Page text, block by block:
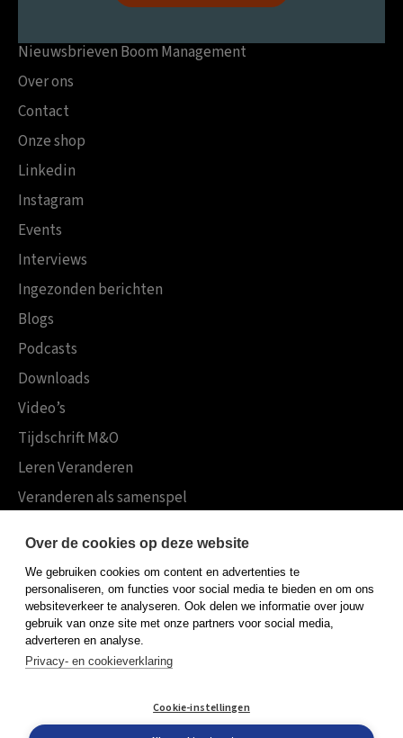
Nieuwsbrieven Boom Management
Over ons
Contact
Onze shop
Linkedin
Instagram
Events
Interviews
Ingezonden berichten
Blogs
Podcasts
Downloads
Video’s
Tijdschrift M&O
Leren Veranderen
Veranderen als samenspel
Koninklijke Boom uitgevers
Boom Psychologie
Boom Hoger Onderwijs
Privacy policy
Over de cookies op deze website
We gebruiken cookies om content en advertenties te
personaliseren, om functies voor social media te bieden en om ons
websiteverkeer te analyseren. Ook delen we informatie over jouw
gebruik van onze site met onze partners voor social media,
adverteren en analyse.
Privacy- en cookieverklaring
Cookie-instellingen